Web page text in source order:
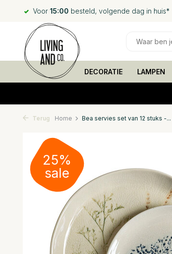
Voor 15:00 besteld, volgende dag in huis*
DECORATIE LAMPEN
Terug Home Bea servies set van 12 stuks -...
25%
sale